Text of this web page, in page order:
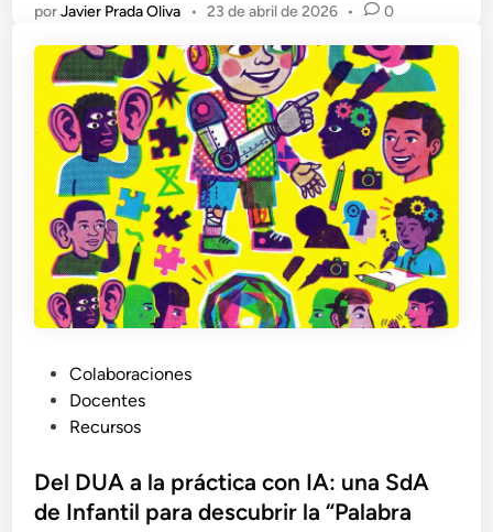
porJavier Prada Oliva • 23 de abril de 2026 • 0
i
c
Colaboraciones
Docentes
Recursos
Del DUA a la práctica con IA: una SdA
de Infantil para descubrir la “Palabra